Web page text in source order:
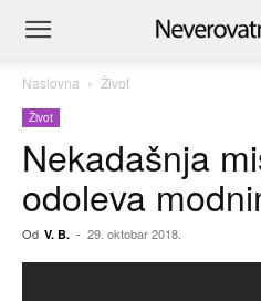
Naslovna Život
Život
Nekadašnja
odoleva
Od V. B. - 29. oktobar 2018.